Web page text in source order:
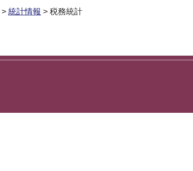
> 統計情報 > 税務統計